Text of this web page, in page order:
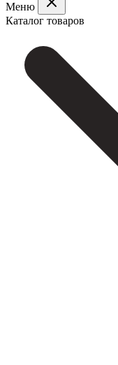
Меню
Каталог товаров